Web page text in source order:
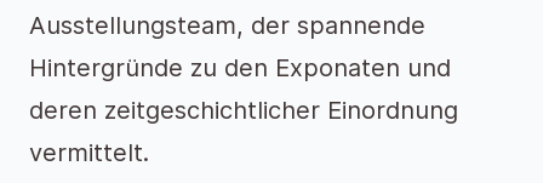
Ausstellungsteam, der spannende
Hintergründe zu den Exponaten und
deren zeitgeschichtlicher Einordnung
vermittelt.